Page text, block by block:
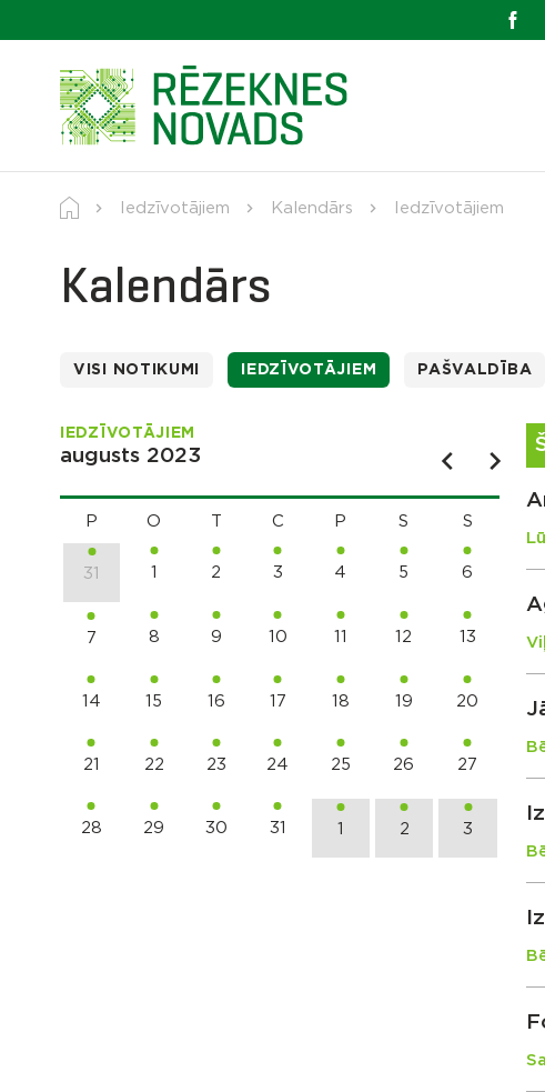
Iedzīvotājiem Kalendārs Iedzīvotājiem
Kalendārs
VISI NOTIKUMI IEDZĪVOTĀJIEM PAŠVALDĪBA
IEDZĪVOTĀJIEM
augusts 2023
P O C P S S
31 1 2 3 4 5 6
7 8 9 10 11 12 13
14 15 16 17 18 19 20
21 22 23 24 25 26 27
28 29 30 31 1 2 3